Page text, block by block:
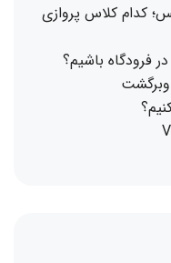
کدام کلاس پروازی
فرودگاه باشیم؟